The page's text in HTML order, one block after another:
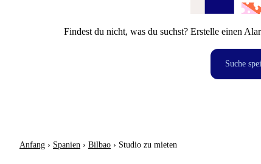
Findest du nicht, was du suchst? Erstelle einen
Suche
Anfang › Spanien › Bilbao › Studio zu mieten